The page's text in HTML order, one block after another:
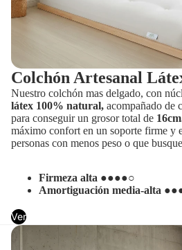
Colchón Artesanal
Nuestro colchón mas delgado, con
látex 100% natural, acompañado de
para conseguir un grosor total de
máximo confort en un soporte firme y
personas con menos peso o que
Firmeza alta ●●●●○
Amortiguación media-alta
Ver